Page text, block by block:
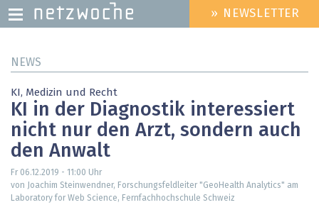
zum
HEADER
MENU
» NEWSLETTER
NEWS
KI, Medizin und Recht
KI in der Diagnostik interessiert
nicht nur den Arzt, sondern auch
den Anwalt
Fr 06.12.2019 - 11:00 Uhr
von Joachim Steinwendner, Forschungsfeldleiter "GeoHealth Analytics" am
Laboratory for Web Science, Fernfachhochschule Schweiz